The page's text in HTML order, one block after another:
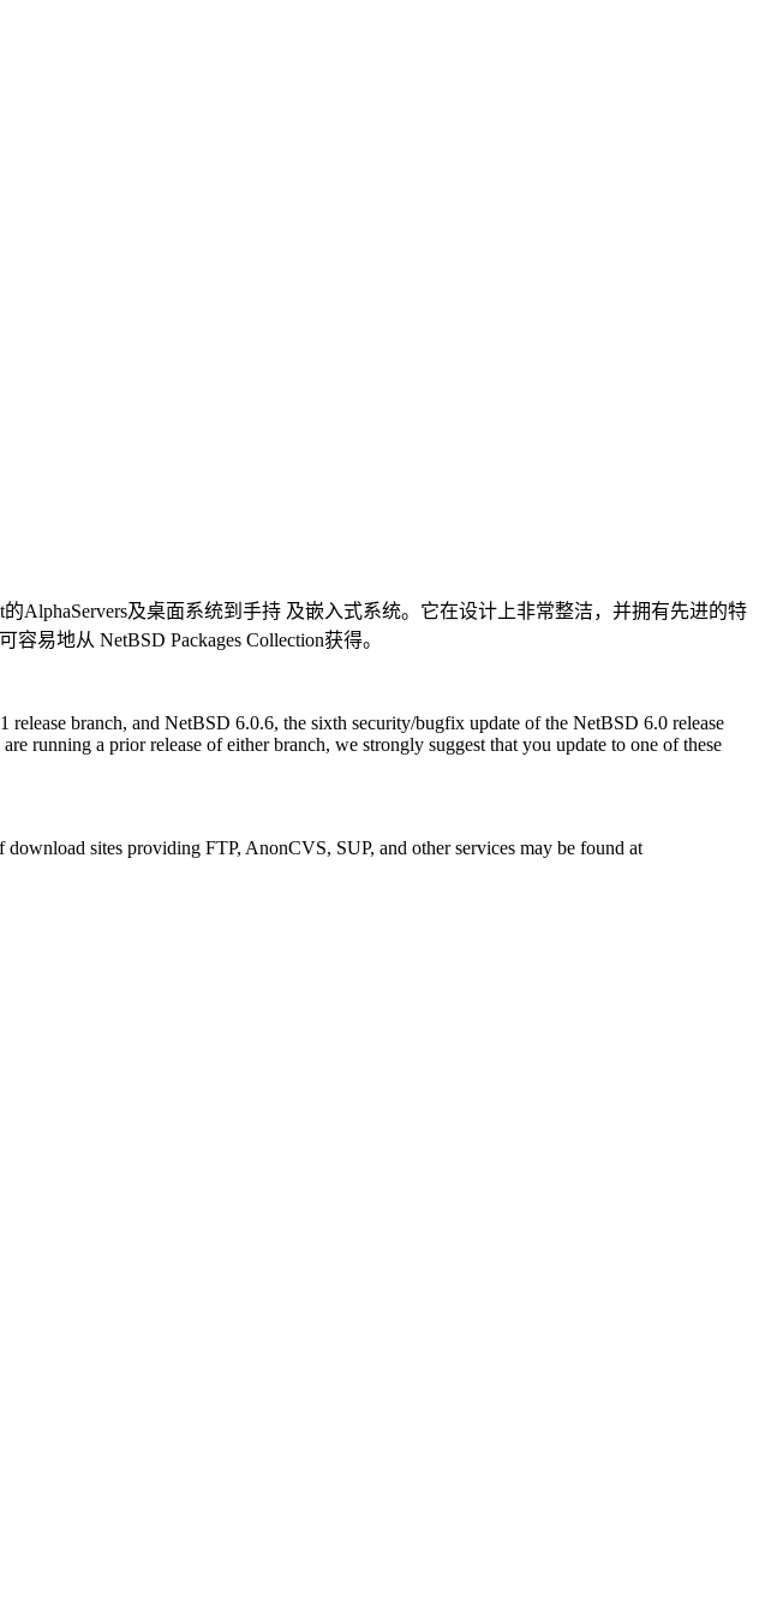
及桌面系统到手持 及嵌入式系统。它在设计上非常整洁，并拥有先进的特
易地从 NetBSD Packages Collection获得。
branch, and NetBSD 6.0.6, the sixth security/bugfix update of the NetBSD 6.0 release
running a prior release of either branch, we strongly suggest that you update to one of these
sites providing FTP, AnonCVS, SUP, and other services may be found at